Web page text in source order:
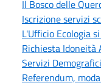
Il Bosco delle
Iscrizione servizi
L'Ufficio Ecologia
Richiesta
Servizi
Referendum,